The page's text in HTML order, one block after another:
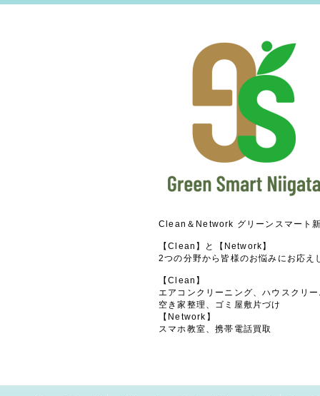
Clean＆Network グリーンスマート
【Clean】と【Network】
2つの分野から皆様のお悩みにお応え
【Clean】
エアコンクリーニング、ハウスクリー
空き家整理、ゴミ屋敷片づけ
【Network】
スマホ教室、携帯電話買取